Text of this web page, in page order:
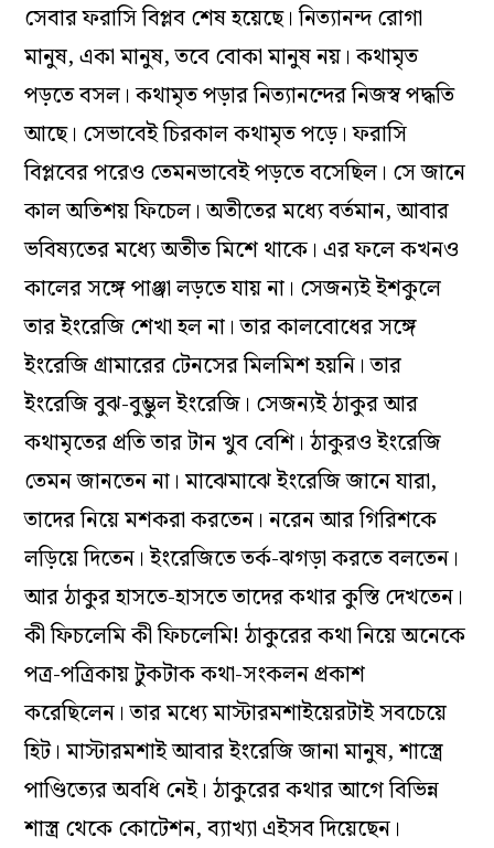
সেবার ফরাসি বিপ্লব শেষ হয়েছে। নিত্যানন্দ রোগা
মানুষ, একা মানুষ, তবে বোকা মানুষ নয়। কথামৃত
পড়তে বসল। কথামৃত পড়ার নিত্যানন্দের নিজস্ব পদ্ধতি
আছে। সেভাবেই চিরকাল কথামৃত পড়ে। ফরাসি
বিপ্লবের পরেও তেমনভাবেই পড়তে বসেছিল। সে জানে
কাল অতিশয় ফিচেল। অতীতের মধ্যে বর্তমান, আবার
ভবিষ্যতের মধ্যে অতীত মিশে থাকে। এর ফলে কখনও
কালের সঙ্গে পাঞ্জা লড়তে যায় না। সেজন্যই ইশকুলে
তার ইংরেজি শেখা হল না। তার কালবোধের সঙ্গে
ইংরেজি গ্রামারের টেনসের মিলমিশ হয়নি। তার
ইংরেজি বুঝ-বুম্ভুল ইংরেজি। সেজন্যই ঠাকুর আর
কথামৃতের প্রতি তার টান খুব বেশি। ঠাকুরও ইংরেজি
তেমন জানতেন না। মাঝেমাঝে ইংরেজি জানে যারা,
তাদের নিয়ে মশকরা করতেন। নরেন আর গিরিশকে
লড়িয়ে দিতেন। ইংরেজিতে তর্ক-ঝগড়া করতে বলতেন।
আর ঠাকুর হাসতে-হাসতে তাদের কথার কুস্তি দেখতেন।
কী ফিচলেমি কী ফিচলেমি! ঠাকুরের কথা নিয়ে অনেকে
পত্র-পত্রিকায় টুকটাক কথা-সংকলন প্রকাশ
করেছিলেন। তার মধ্যে মাস্টারমশাইয়েরটাই সবচেয়ে
হিট। মাস্টারমশাই আবার ইংরেজি জানা মানুষ, শাস্ত্রে
পাণ্ডিত্যের অবধি নেই। ঠাকুরের কথার আগে বিভিন্ন
শাস্ত্র থেকে কোটেশন, ব্যাখ্যা এইসব দিয়েছেন।